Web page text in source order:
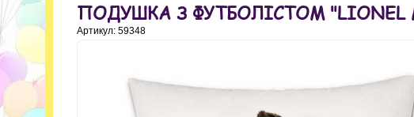
ПОДУШКА З ФУТБОЛІСТОМ "LIONEL
Артикул: 59348